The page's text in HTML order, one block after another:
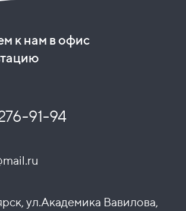
к нам в офис
91-94
ул.Академика Вавилова,